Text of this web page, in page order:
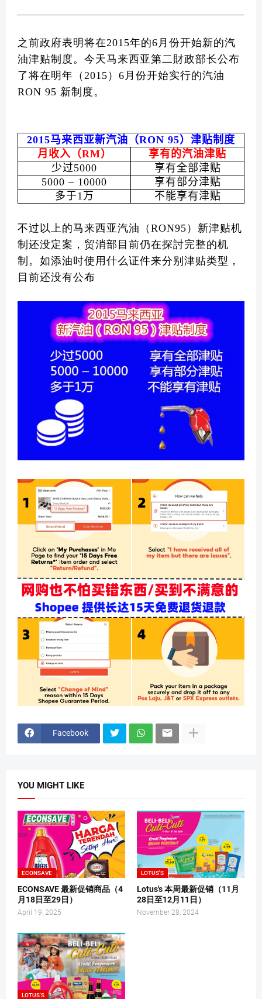
之前政府表明将在2015年的6月份开始新的汽
油津贴制度。今天马来西亚第二財政部长公布
了将在明年（2015）6月份开始实行的汽油
RON 95 新制度。
2015马来西亚新汽油（RON 95）津贴制度
月收入（RM）
享有的汽油津贴
少过5000
享有全部津贴
5000 – 10000
享有部分津贴
多于1万 不能享有津贴
不过以上的马来西亚汽油（RON95）新津贴机
制还没定案，贸消部目前仍在探討完整的机
制。如添油时使用什么证件来分别津贴类型，
目前还没有公布
Facebook
YOU MIGHT LIKE
ECONSAVE
ECONSAVE 最新促销商品（4
月18日至29日）
April 19, 2025
LOTUS'S
Lotus's 本周最新促销（11月
28日至12月11日）
November 28, 2024
LOTUS'S